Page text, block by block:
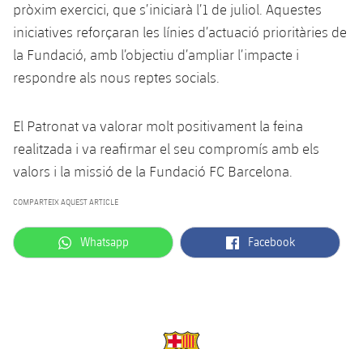
pròxim exercici, que s’iniciarà l’1 de juliol. Aquestes
iniciatives reforçaran les línies d’actuació prioritàries de
la Fundació, amb l’objectiu d’ampliar l’impacte i
respondre als nous reptes socials.
El Patronat va valorar molt positivament la feina
realitzada i va reafirmar el seu compromís amb els
valors i la missió de la Fundació FC Barcelona.
COMPARTEIX AQUEST ARTICLE
label.aria.whatsapp
Whatsapp label.aria.facebook
Facebook